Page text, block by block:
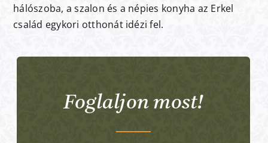
hálószoba, a szalon és a népies konyha az Erkel
család egykori otthonát idézi fel.
Foglaljon most!